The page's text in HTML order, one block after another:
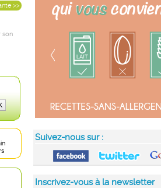
Suivez-nous sur :
Inscrivez-vous à la newsletter
>>
son